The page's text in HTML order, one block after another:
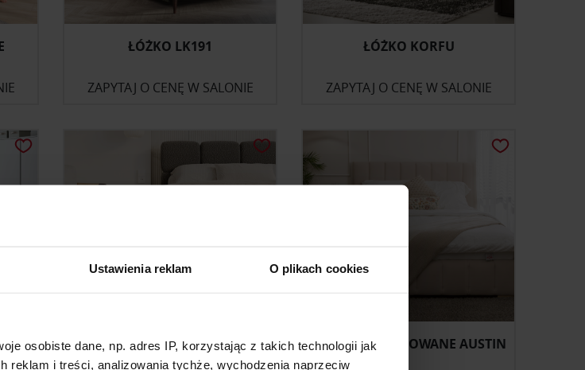
Ustawienia reklam O plikach cookies
osobiste dane, np. adres IP, korzystając z takich technologii jak
reklam i treści, analizowania tychże, wychodzenia naprzeciw
ŁÓŻKO LK191
ZAPYTAJ O CENĘ W SALONIE
ŁÓŻKO KORFU
ZAPYTAJ O CENĘ W SALONIE
ŁÓŻKO DELICANTO ŁÓŻKO TAPICEROWANE AUSTIN